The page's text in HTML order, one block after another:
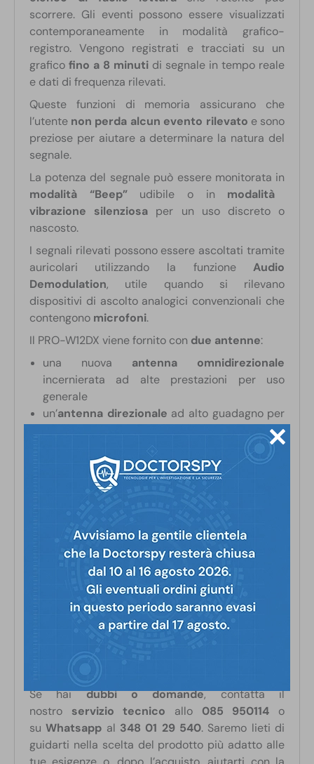
scorrere. Gli eventi possono essere visualizzati
contemporaneamente in modalità grafico-
registro. Vengono registrati e tracciati su un
grafico fino a 8 minutidi segnale in tempo reale
e dati di frequenza rilevati.
Queste funzioni di memoria assicurano che
l’utente non perda alcun evento rilevato e sono
preziose per aiutare a determinare la natura del
segnale.
La potenza del segnale può essere monitorata in
modalità “Beep”udibile o in modalità
vibrazione silenziosa per un uso discreto o
nascosto.
I segnali rilevati possono essere ascoltati tramite
auricolari utilizzando la funzioneAudio
Demodulation, utile quando si rilevano
dispositivi di ascolto analogici convenzionali che
contengono microfoni.
Il PRO-W12DX viene fornito con due antenne:
una nuova antenna omnidirezionale
incernierata ad alte prestazioni per uso
generale
un’antenna direzionale ad alto guadagno per
individuare i segnali ad alta frequenza a
Il PRO-W12DX è progettato e prodotto nel Regno
Unito secondo le specifiche più elevate ed è
Utilizza unabatteria integrata ai polimeri di litio
ed è fornito dicaricabatterie internazionale
Il sistema completo è dotato di
custodia da
trasporto standard militareper la massima
protezione.
Come tutti i prodotti in vendita su Doctorspy.it,
anche questo dispositivo è realizzato con
migliore componentistica sul mercato
Se haidubbi o domande, contatta il
nostro servizio tecnico allo 085 950114 o
suWhatsapp al 348 01 29 540. Saremo lieti di
guidarti nella scelta del prodotto più adatto alle